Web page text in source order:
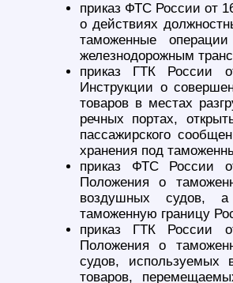
приказ ФТС России от
о действиях
таможенные
железнодорожным
приказ ГТК России
Инструкции о
товаров в местах
речных портах,
пассажирского
хранения под
приказ ФТС России
Положения о
воздушных судов,
таможенную границу
приказ ГТК России
Положения о
судов, используемых
товаров,